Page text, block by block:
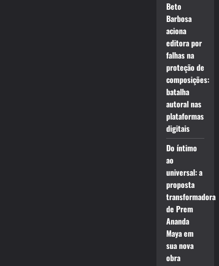
Beto
Barbosa
aciona
editora por
falhas na
proteção de
composições:
batalha
autoral nas
plataformas
digitais
Do íntimo
ao
universal: a
proposta
transformadora
de Prem
Ananda
Maya em
sua nova
obra